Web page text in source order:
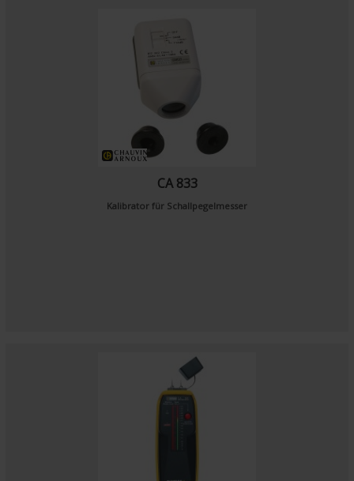
CA 833
Kalibrator für Schallpegelmesser